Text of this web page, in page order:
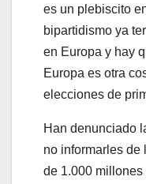
es un plebiscito
bipartidismo ya
en Europa y hay
Europa es otra
elecciones de
Han denunciado
no informarles de
de 1.000